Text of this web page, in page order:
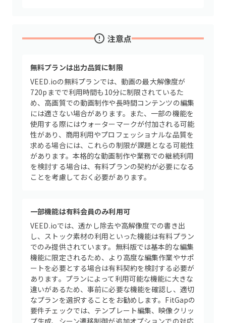
注意点
無料プランは出力品質に制限
VEED.ioの無料プランでは、動画の最大解像度が
720pまでで利用時間も10分に制限されているた
め、高画質での動画制作や長時間コンテンツの編集
には適さない場合があります。また、一部の機能を
使用する際にはウォーターマークが付加される可能
性があり、商用利用やプロフェッショナルな品質を
求める場合には、これらの制限が課題となる可能性
があります。本格的な動画制作や業務での継続利用
を検討する場合は、有料プランの契約が必要になる
ことを考慮しておく必要があります。
一部機能は有料会員のみ利用可
VEED.ioでは、透かし除去や高解像度での書き出
し、ストック素材の利用といった機能は有料プラン
でのみ提供されています。無料版では基本的な編集
機能に限定されるため、より高度な編集作業やサポ
ートを必要とする場合は有料契約を検討する必要が
あります。プランによって利用可能な機能に大きな
違いがあるため、事前に必要な機能を確認し、適切
なプランを選択することをお勧めします。FitGapの
要件チェックでは、テンプレート編集、映像クリッ
プ生成、シーン遷移制御が追加オプションでの対応